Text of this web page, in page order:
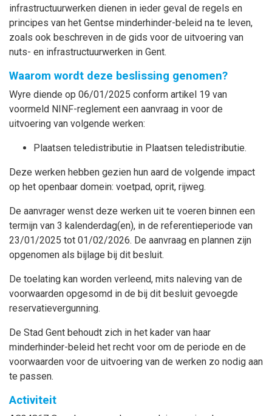
infrastructuurwerken dienen in ieder geval de regels en
principes van het Gentse minderhinder-beleid na te leven,
zoals ook beschreven in de gids voor de uitvoering van
nuts- en infrastructuurwerken in Gent.
Waarom wordt deze beslissing genomen?
Wyre diende op 06/01/2025 conform artikel 19 van
voormeld NINF-reglement een aanvraag in voor de
uitvoering van volgende werken:
Plaatsen teledistributie in Plaatsen teledistributie.
Deze werken hebben gezien hun aard de volgende impact
op het openbaar domein: voetpad, oprit, rijweg.
De aanvrager wenst deze werken uit te voeren binnen een
termijn van 3 kalenderdag(en), in de referentieperiode van
23/01/2025 tot 01/02/2026. De aanvraag en plannen zijn
opgenomen als bijlage bij dit besluit.
De toelating kan worden verleend, mits naleving van de
voorwaarden opgesomd in de bij dit besluit gevoegde
reservatievergunning.
De Stad Gent behoudt zich in het kader van haar
minderhinder-beleid het recht voor om de periode en de
voorwaarden voor de uitvoering van de werken zo nodig aan
te passen.
Activiteit